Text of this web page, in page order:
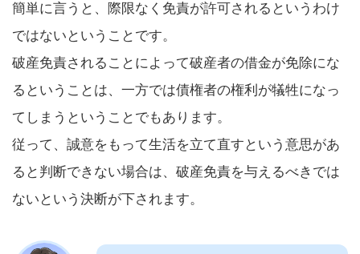
簡単に言うと、際限なく免責が許可されるというわけ
ではないということです。
破産免責されることによって破産者の借金が免除にな
るということは、一方では債権者の権利が犠牲になっ
てしまうということでもあります。
従って、誠意をもって生活を立て直すという意思があ
ると判断できない場合は、破産免責を与えるべきでは
ないという決断が下されます。